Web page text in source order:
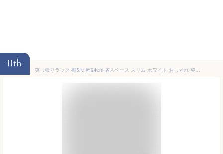
11th
突っ張りラック 棚5段 幅94cm 省スペース スリム ホワイト おしゃれ 突っ張り壁面収納ラック ランドリーラック パーテーション 突っ張り棚 つっぱり棚 つっぱりラック 突っ張り 棚 ラック シェルフ 壁面 スリム 収納 【送料無料】